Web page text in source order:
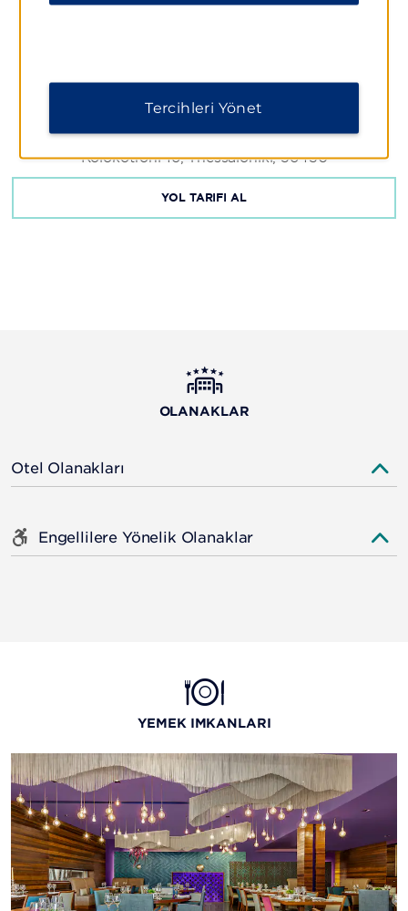
Kolokotroni 16, Thessaloniki, 56430
YOL TARIFI AL
OLANAKLAR
Otel Olanakları
Engellilere Yönelik Olanaklar
YEMEK İMKANLARI
Tercihleri Yönet